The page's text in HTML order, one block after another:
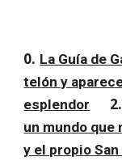
0. La Guía de
telón y
esplendor
2.
un mundo que
y el propio